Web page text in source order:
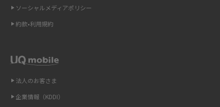
Wi-Fiを自宅に設置する方法は？必要なことやポイントも紹介
光ファイバーとは？仕組みやメリット・デメリットを初心者向けにわかり
やすく解説
法人のお客さま
企業情報（KDDI）
ソーシャルメディアポリシー
約款•利用規約